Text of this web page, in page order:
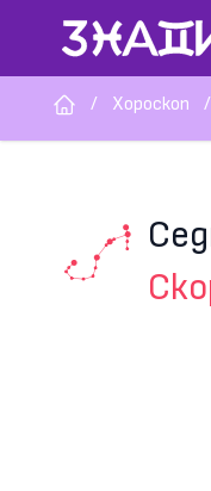
/ Хороскоп /